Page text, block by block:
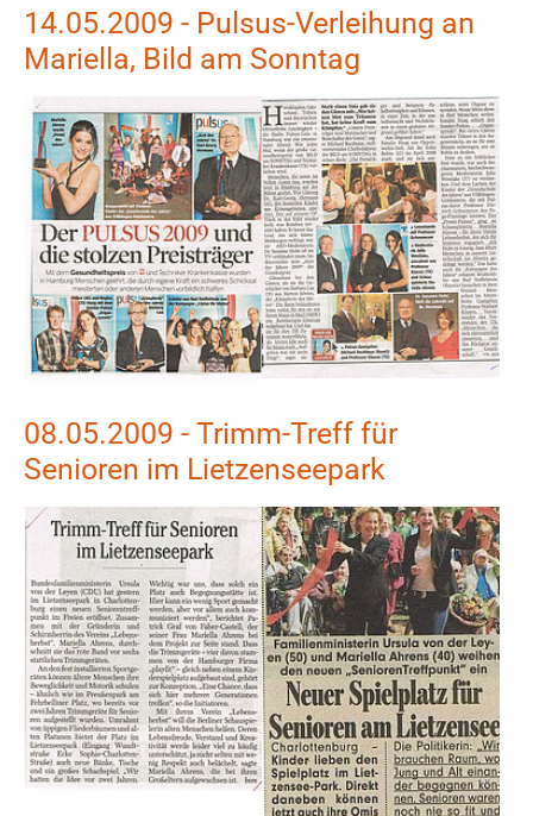
14.05.2009 - Pulsus-Verleihung an
Mariella, Bild am Sonntag
Show larger version Show larger version
08.05.2009 - Trimm-Treff für
Senioren im Lietzenseepark
Show larger version Show larger version